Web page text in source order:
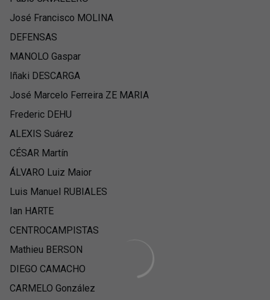
José Francisco MOLINA
DEFENSAS
MANOLO Gaspar
Iñaki DESCARGA
José Marcelo Ferreira ZE MARIA
Frederic DEHU
ALEXIS Suárez
CÉSAR Martín
ÁLVARO Luiz Maior
Luis Manuel RUBIALES
Ian HARTE
CENTROCAMPISTAS
Mathieu BERSON
DIEGO CAMACHO
CARMELO González